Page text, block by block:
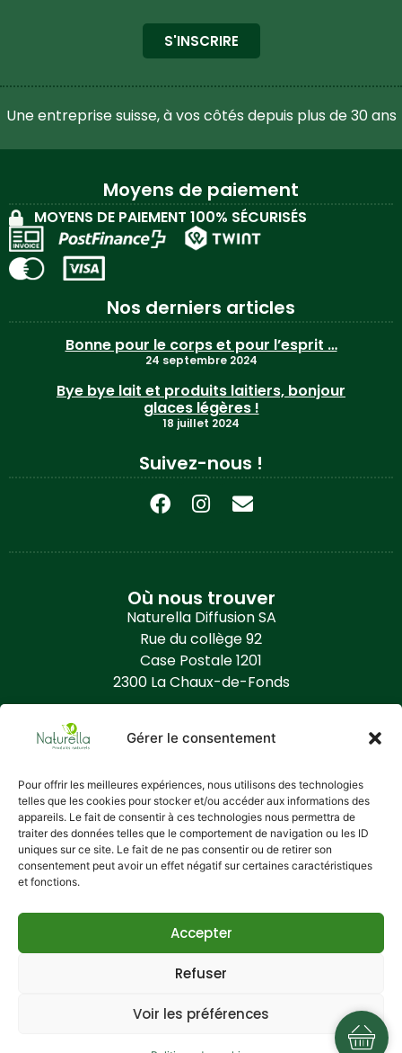
Gérer le consentement
Pour offrir les meilleures expériences, nous utilisons des technologies
telles que les cookies pour stocker et/ou accéder aux informations des
appareils. Le fait de consentir à ces technologies nous permettra de
traiter des données telles que le comportement de navigation ou les ID
uniques sur ce site. Le fait de ne pas consentir ou de retirer son
consentement peut avoir un effet négatif sur certaines caractéristiques
et fonctions.
Accepter
Refuser
Voir les préférences
S'INSCRIRE
Une entreprise suisse, à vos côtés depuis plus de 30 ans
Moyens de paiement
MOYENS DE PAIEMENT 100% SÉCURISÉS
Nos derniers articles
Bonne pour le corps et pour l’esprit …
24 septembre 2024
Bye bye lait et produits laitiers, bonjour
glaces légères !
18 juillet 2024
Suivez-nous !
Où nous trouver
Naturella Diffusion SA
Rue du collège 92
Case Postale 1201
2300 La Chaux-de-Fonds
Contact
https://www.naturella.ch
Informations complémentaires
Qui est Naturella ?
Politique de cookies